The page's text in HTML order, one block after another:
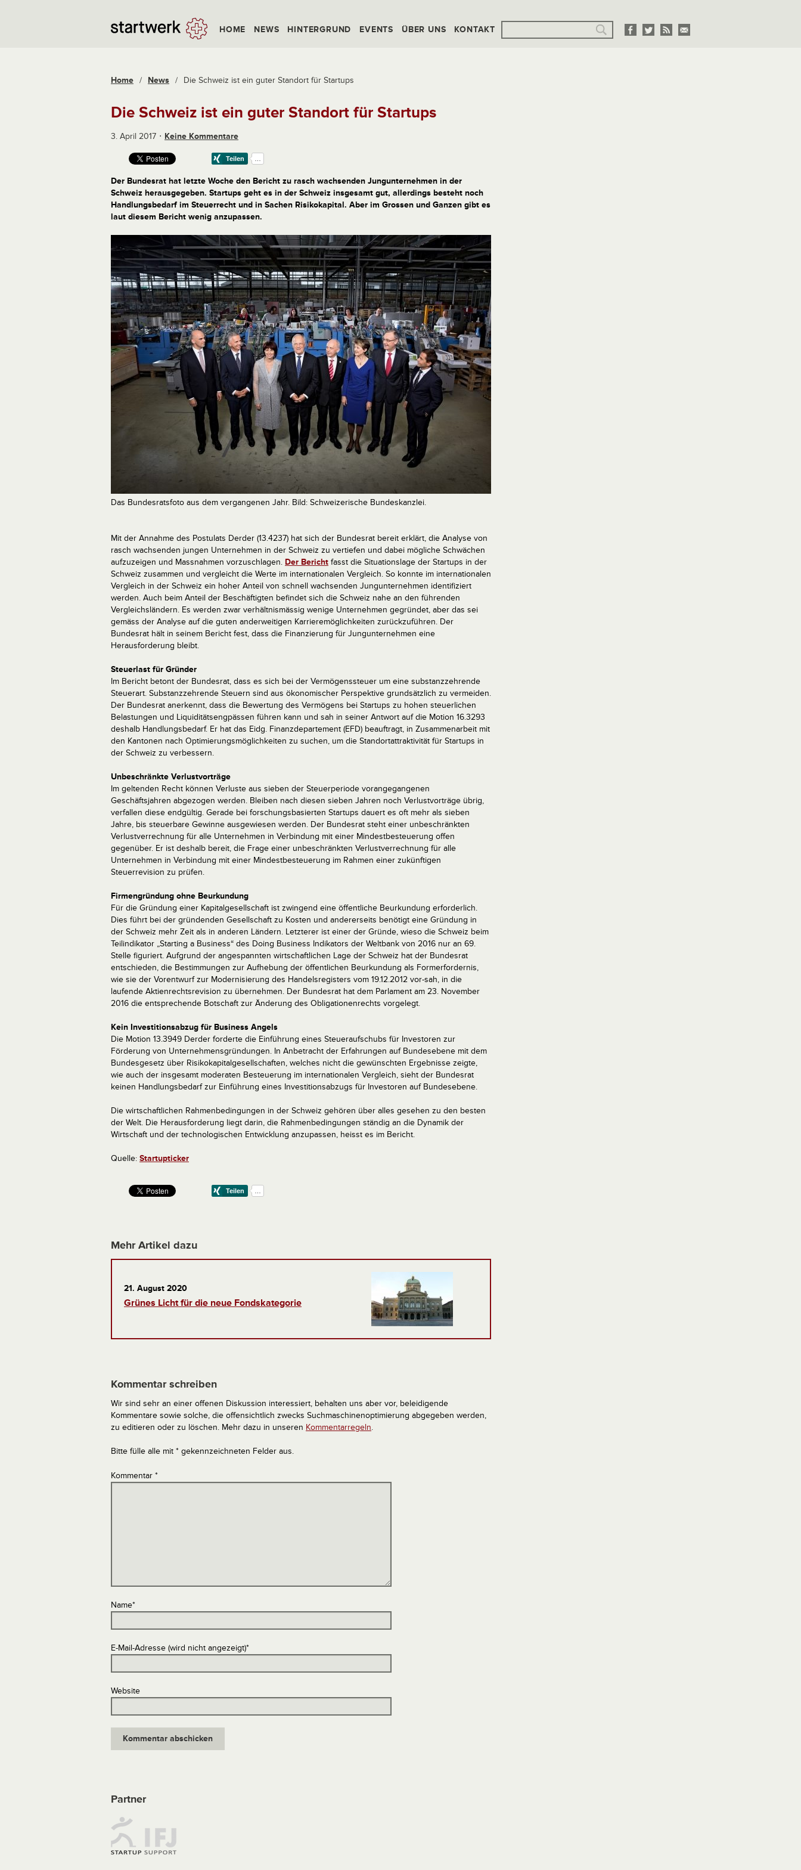
HOME NEWS HINTERGRUND EVENTS ÜBER UNS KONTAKT
Home / News / Die Schweiz ist ein guter Standort für Startups
Die Schweiz ist ein guter Standort für Startups
3. April 2017 Keine Kommentare
Der Bundesrat hat letzte Woche den Bericht zu rasch wachsenden Jungunternehmen in der
Schweiz herausgegeben. Startups geht es in der Schweiz insgesamt gut, allerdings besteht noch
Handlungsbedarf im Steuerrecht und in Sachen Risikokapital. Aber im Grossen und Ganzen gibt es
laut diesem Bericht wenig anzupassen.
Das Bundesratsfoto aus dem vergangenen Jahr. Bild: Schweizerische Bundeskanzlei.
Mit der Annahme des Postulats Derder (13.4237) hat sich der Bundesrat bereit erklärt, die Analyse von
rasch wachsenden jungen Unternehmen in der Schweiz zu vertiefen und dabei mögliche Schwächen
aufzuzeigen und Massnahmen vorzuschlagen. Der Bericht fasst die Situationslage der Startups in der
Schweiz zusammen und vergleicht die Werte im internationalen Vergleich. So konnte im internationalen
Vergleich in der Schweiz ein hoher Anteil von schnell wachsenden Jungunternehmen identifiziert
werden. Auch beim Anteil der Beschäftigten befindet sich die Schweiz nahe an den führenden
Vergleichsländern. Es werden zwar verhältnismässig wenige Unternehmen gegründet, aber das sei
gemäss der Analyse auf die guten anderweitigen Karrieremöglichkeiten zurückzuführen. Der
Bundesrat hält in seinem Bericht fest, dass die Finanzierung für Jungunternehmen eine
Herausforderung bleibt.
Steuerlast für Gründer
Im Bericht betont der Bundesrat, dass es sich bei der Vermögenssteuer um eine substanzzehrende
Steuerart. Substanzzehrende Steuern sind aus ökonomischer Perspektive grundsätzlich zu vermeiden.
Der Bundesrat anerkennt, dass die Bewertung des Vermögens bei Startups zu hohen steuerlichen
Belastungen und Liquiditätsengpässen führen kann und sah in seiner Antwort auf die Motion 16.3293
deshalb Handlungsbedarf. Er hat das Eidg. Finanzdepartement (EFD) beauftragt, in Zusammenarbeit mit
den Kantonen nach Optimierungsmöglichkeiten zu suchen, um die Standortattraktivität für Startups in
der Schweiz zu verbessern.
Unbeschränkte Verlustvorträge
Im geltenden Recht können Verluste aus sieben der Steuerperiode vorangegangenen
Geschäftsjahren abgezogen werden. Bleiben nach diesen sieben Jahren noch Verlustvorträge übrig,
verfallen diese endgültig. Gerade bei forschungsbasierten Startups dauert es oft mehr als sieben
Jahre, bis steuerbare Gewinne ausgewiesen werden. Der Bundesrat steht einer unbeschränkten
Verlustverrechnung für alle Unternehmen in Verbindung mit einer Mindestbesteuerung offen
gegenüber. Er ist deshalb bereit, die Frage einer unbeschränkten Verlustverrechnung für alle
Unternehmen in Verbindung mit einer Mindestbesteuerung im Rahmen einer zukünftigen
Steuerrevision zu prüfen.
Firmengründung ohne Beurkundung
Für die Gründung einer Kapitalgesellschaft ist zwingend eine öffentliche Beurkundung erforderlich.
Dies führt bei der gründenden Gesellschaft zu Kosten und andererseits benötigt eine Gründung in
der Schweiz mehr Zeit als in anderen Ländern. Letzterer ist einer der Gründe, wieso die Schweiz beim
Teilindikator „Starting a Business“ des Doing Business Indikators der Weltbank von 2016 nur an 69.
Stelle figuriert. Aufgrund der angespannten wirtschaftlichen Lage der Schweiz hat der Bundesrat
entschieden, die Bestimmungen zur Aufhebung der öffentlichen Beurkundung als Formerfordernis,
wie sie der Vorentwurf zur Modernisierung des Handelsregisters vom 19.12.2012 vor-sah, in die
laufende Aktienrechtsrevision zu übernehmen. Der Bundesrat hat dem Parlament am 23. November
2016 die entsprechende Botschaft zur Änderung des Obligationenrechts vorgelegt.
Kein Investitionsabzug für Business Angels
Die Motion 13.3949 Derder forderte die Einführung eines Steueraufschubs für Investoren zur
Förderung von Unternehmensgründungen. In Anbetracht der Erfahrungen auf Bundesebene mit dem
Bundesgesetz über Risikokapitalgesellschaften, welches nicht die gewünschten Ergebnisse zeigte,
wie auch der insgesamt moderaten Besteuerung im internationalen Vergleich, sieht der Bundesrat
keinen Handlungsbedarf zur Einführung eines Investitionsabzugs für Investoren auf Bundesebene.
Die wirtschaftlichen Rahmenbedingungen in der Schweiz gehören über alles gesehen zu den besten
der Welt. Die Herausforderung liegt darin, die Rahmenbedingungen ständig an die Dynamik der
Wirtschaft und der technologischen Entwicklung anzupassen, heisst es im Bericht.
Quelle: Startupticker
Mehr Artikel dazu
21. August 2020
Grünes Licht für die neue Fondskategorie
Kommentar schreiben
Wir sind sehr an einer offenen Diskussion interessiert, behalten uns aber vor, beleidigende
Kommentare sowie solche, die offensichtlich zwecks Suchmaschinenoptimierung abgegeben werden,
zu editieren oder zu löschen. Mehr dazu in unseren Kommentarregeln.
Bitte fülle alle mit * gekennzeichneten Felder aus.
Kommentar *
Name*
E-Mail-Adresse (wird nicht angezeigt)*
Website
Partner